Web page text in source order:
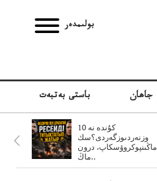
بولىمدەر
باستى بەتبەت جاھان
10 كۇندە نە
وزنەردىوزگەردى؟سك
ماڭىنپوكروۆسكاپ، درون
ماڭ..